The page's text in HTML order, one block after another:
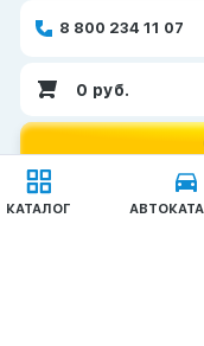
8 800 234 11 07
0 руб.
КАТАЛОГ
Каталог